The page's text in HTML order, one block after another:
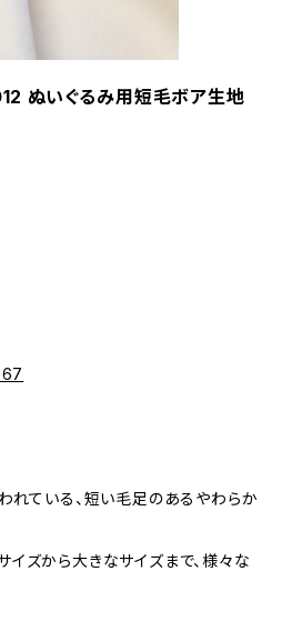
ぬいぐるみ用短毛ボア生地
れている、短い毛足のあるやわらか
ズから大きなサイズまで、様々な